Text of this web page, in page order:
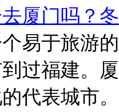
厦门吗？
易于旅游
过福建。
代表城市